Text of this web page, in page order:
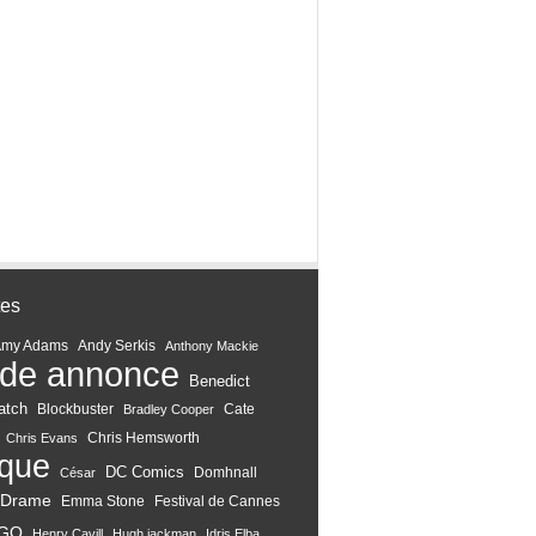
Adams Andy Serkis Anthony Mackie
annonce
Benedict
Blockbuster Bradley Cooper
Cate
Chris Evans Chris Hemsworth
César DC Comics
Domhnall
Drame Emma Stone Festival de Cannes